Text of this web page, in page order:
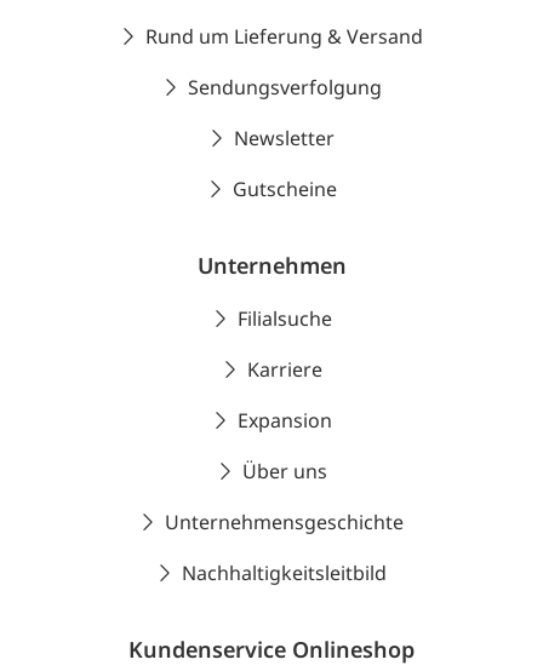
Rund um Lieferung & Versand
Sendungsverfolgung
Newsletter
Gutscheine
Unternehmen
Filialsuche
Karriere
Expansion
Über uns
Unternehmensgeschichte
Nachhaltigkeitsleitbild
Kundenservice Onlineshop